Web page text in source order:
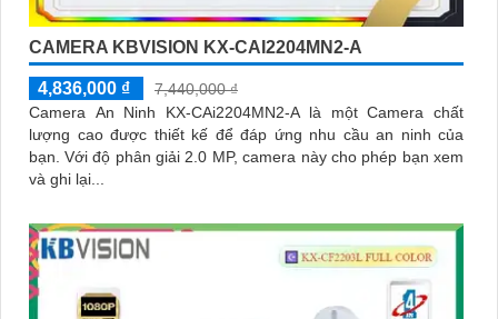
CAMERA KBVISION KX-CAI2204MN2-A
4,836,000 ₫
7,440,000 ₫
Camera An Ninh KX-CAi2204MN2-A là một Camera chất
lượng cao được thiết kế để đáp ứng nhu cầu an ninh của
bạn. Với độ phân giải 2.0 MP, camera này cho phép bạn xem
và ghi lại...